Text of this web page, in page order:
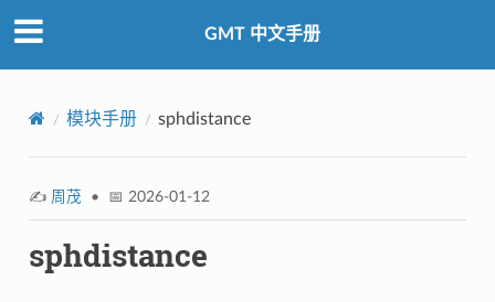
GMT 中文手册
模块手册 sphdistance
✍️ 周茂 • 📅 2026-01-12
sphdistance